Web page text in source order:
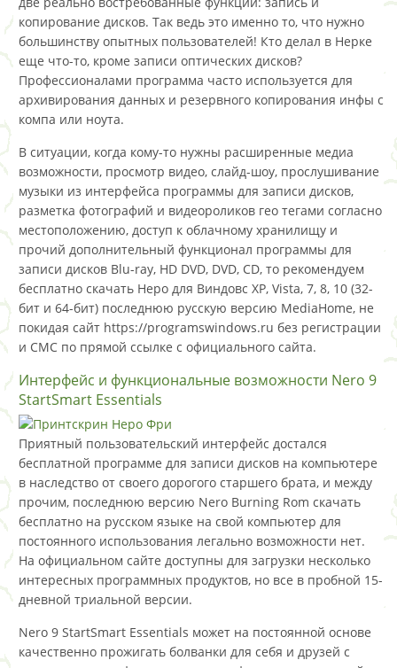
копирование дисков. Так ведь это именно то, что нужно
большинству опытных пользователей! Кто делал в Нерке
еще что-то, кроме записи оптических дисков?
Профессионалами программа часто используется для
архивирования данных и резервного копирования инфы с
компа или ноута.
В ситуации, когда кому-то нужны расширенные медиа
возможности, просмотр видео, слайд-шоу, прослушивание
музыки из интерфейса программы для записи дисков,
разметка фотографий и видеороликов гео тегами согласно
местоположению, доступ к облачному хранилищу и
прочий дополнительный функционал программы для
записи дисков Blu-ray, HD DVD, DVD, CD, то рекомендуем
бесплатно скачать Неро для Виндовс XP, Vista, 7, 8, 10 (32-
бит и 64-бит) последнюю русскую версию MediaHome, не
покидая сайт https://programswindows.ru без регистрации
и СМС по прямой ссылке с официального сайта.
Интерфейс и функциональные возможности Nero 9
StartSmart Essentials
Приятный пользовательский интерфейс достался
бесплатной программе для записи дисков на компьютере
в наследство от своего дорогого старшего брата, и между
прочим, последнюю версию Nero Burning Rom скачать
бесплатно на русском языке на свой компьютер для
постоянного использования легально возможности нет.
На официальном сайте доступны для загрузки несколько
интересных программных продуктов, но все в пробной 15-
дневной триальной версии.
Nero 9 StartSmart Essentials может на постоянной основе
качественно прожигать болванки для себя и друзей с